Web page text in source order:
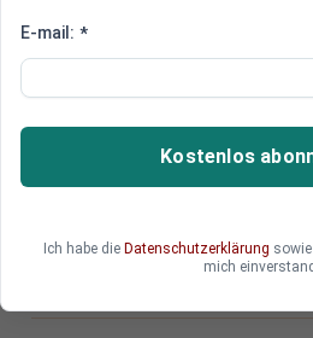
Ukraine setzt auf
Weitere 50 Milliarden US-
von führenden westlichen
bekommen. Einen Großteil
zahlen.
E-mail: *
Kostenlos
Ich habe die Datenschutzerklärung
mich